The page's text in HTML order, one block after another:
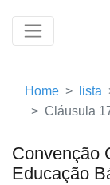
Home lista
Cláusula
Convenção
Educação